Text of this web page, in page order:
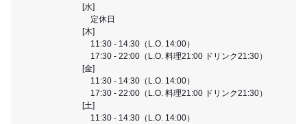
[水]
定休日
[木]
11:30 - 14:30（L.O. 14:00）
17:30 - 22:00（L.O. 料理21:00 ドリンク21:30）
[金]
11:30 - 14:30（L.O. 14:00）
17:30 - 22:00（L.O. 料理21:00 ドリンク21:30）
[土]
11:30 - 14:30（L.O. 14:00）